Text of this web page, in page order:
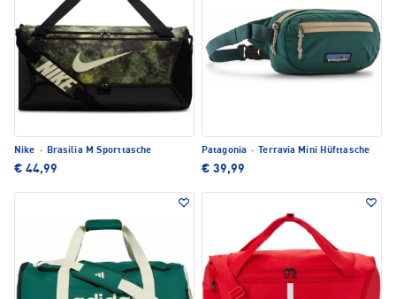
Nike · Brasilia M Sporttasche
€ 44,99
Patagonia · Terravia Mini Hüfttasche
€ 39,99